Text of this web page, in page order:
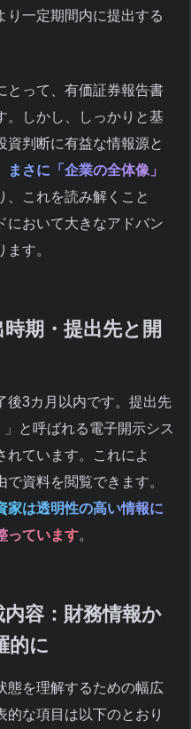
り一定期間内に提出する
とって、有価証券報告書
。しかし、しっかりと基
資判断に有益な情報源と
さに「企業の全体像」
、これを読み解くこと
において大きなアドバン
す。
期・提出先と開
後3カ月以内です。提出先
と呼ばれる電子開示シス
れています。これによ
資料を閲覧できます。
家は透明性の高い情報に
っています。
容：財務情報か
的に
態を理解するための幅広
的な項目は以下のとおり